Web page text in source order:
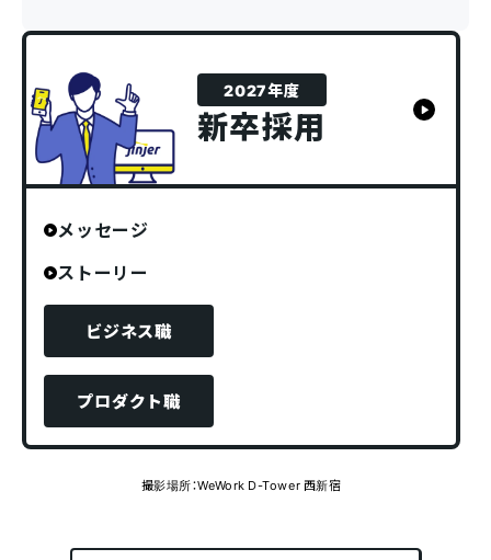
2027年度
新卒採用
メッセージ
ストーリー
ビジネス職
プロダクト職
撮影場所：WeWork D-Tower 西新宿